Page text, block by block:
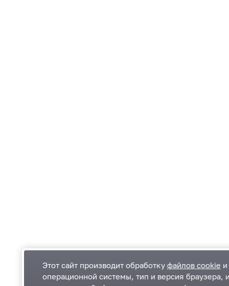
Этот сайт производит обработку файлов cookie
операционной системы, тип и версия браузера,